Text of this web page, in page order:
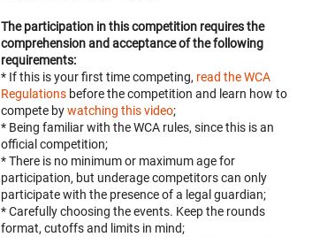
The participation in this competition requires the
comprehension and acceptance of the following
requirements:
* If this is your first time competing, read the WCA
Regulations before the competition and learn how to
compete bywatching this video;
* Being familiar with the WCA rules, since this is an
official competition;
* There is no minimum or maximum age for
participation, but underage competitors can only
participate with the presence of a legal guardian;
* Carefully choosing the events. Keep the rounds
format, cutoffs and limits in mind;